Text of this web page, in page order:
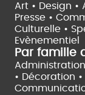
Art • Design •
Presse •
Culturelle •
Evènementiel
Par famille
• Décoration